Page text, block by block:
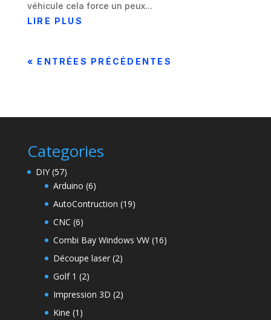
véhicule cela force un peux...
LIRE PLUS
« ENTRÉES PRÉCÉDENTES
Categories
DIY(57)
Arduino (6)
AutoContruction (19)
CNC (6)
Combi Bay Windows VW(16)
Découpe laser(2)
Golf 1 (2)
Impression 3D (2)
Kine (1)